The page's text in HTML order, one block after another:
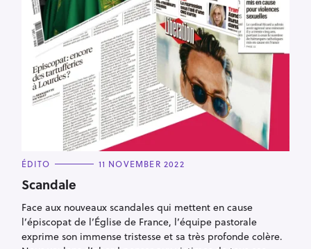
C
T
E
O
R
I
E
S
ÉDITO 11 NOVEMBER 2022
Scandale
Face aux nouveaux scandales qui mettent en cause
l’épiscopat de l’Église de France, l’équipe pastorale
exprime son immense tristesse et sa très profonde colère.